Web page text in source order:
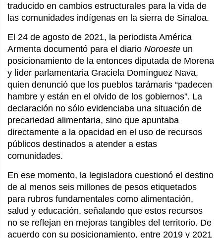
traducido en cambios estructurales para la vida de
las comunidades indígenas en la sierra de Sinaloa.
El 24 de agosto de 2021, la periodista América
Armenta documentó para el diario Noroeste un
posicionamiento de la entonces diputada de Morena
y líder parlamentaria Graciela Domínguez Nava,
quien denunció que los pueblos tarámaris “padecen
hambre y están en el olvido de los gobiernos”. La
declaración no sólo evidenciaba una situación de
precariedad alimentaria, sino que apuntaba
directamente a la opacidad en el uso de recursos
públicos destinados a atender a estas
comunidades.
En ese momento, la legisladora cuestionó el destino
de al menos seis millones de pesos etiquetados
para rubros fundamentales como alimentación,
salud y educación, señalando que estos recursos
no se reflejan en mejoras tangibles del territorio. De
acuerdo con su posicionamiento, entre 2019 y 2021